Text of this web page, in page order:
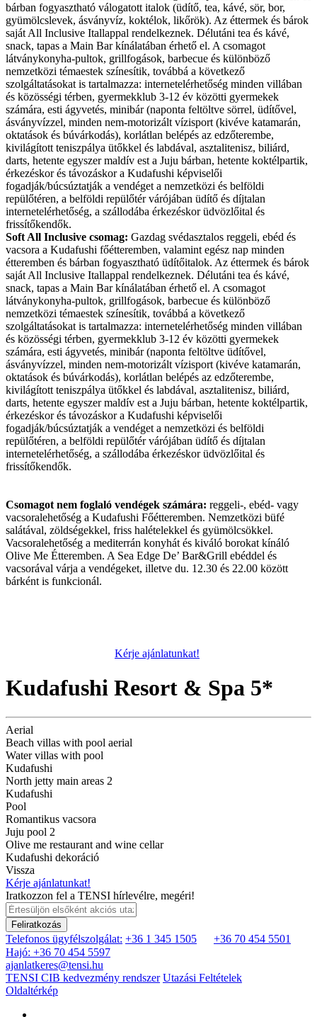
bárban fogyasztható válogatott italok (üdítő, tea, kávé, sör, bor,
gyümölcslevek, ásványvíz, koktélok, likőrök). Az éttermek és bárok
saját All Inclusive Itallappal rendelkeznek. Délutáni tea és kávé,
snack, tapas a Main Bar kínálatában érhető el. A csomagot
látványkonyha-pultok, grillfogások, barbecue és különböző
nemzetközi témaestek színesítik, továbbá a következő
szolgáltatásokat is tartalmazza: internetelérhetőség minden villában
és közösségi térben, gyermekklub 3-12 év közötti gyermekek
számára, esti ágyvetés, minibár (naponta feltöltve sörrel, üdítővel,
ásványvízzel, minden nem-motorizált vízisport (kivéve katamarán,
oktatások és búvárkodás), korlátlan belépés az edzőterembe,
kivilágított teniszpálya ütőkkel és labdával, asztalitenisz, biliárd,
darts, hetente egyszer maldív est a Juju bárban, hetente koktélpartik,
érkezéskor és távozáskor a Kudafushi képviselői
fogadják/búcsúztatják a vendéget a nemzetközi és belföldi
repülőtéren, a belföldi repülőtér várójában üdítő és díjtalan
internetelérhetőség, a szállodába érkezéskor üdvözlőital és
frissítőkendők.
Soft All Inclusive csomag: Gazdag svédasztalos reggeli, ebéd és
vacsora a Kudafushi főétteremben, valamint egész nap minden
étteremben és bárban fogyasztható üdítőitalok. Az éttermek és bárok
saját All Inclusive Itallappal rendelkeznek. Délutáni tea és kávé,
snack, tapas a Main Bar kínálatában érhető el. A csomagot
látványkonyha-pultok, grillfogások, barbecue és különböző
nemzetközi témaestek színesítik, továbbá a következő
szolgáltatásokat is tartalmazza: internetelérhetőség minden villában
és közösségi térben, gyermekklub 3-12 év közötti gyermekek
számára, esti ágyvetés, minibár (naponta feltöltve üdítővel,
ásványvízzel, minden nem-motorizált vízisport (kivéve katamarán,
oktatások és búvárkodás), korlátlan belépés az edzőterembe,
kivilágított teniszpálya ütőkkel és labdával, asztalitenisz, biliárd,
darts, hetente egyszer maldív est a Juju bárban, hetente koktélpartik,
érkezéskor és távozáskor a Kudafushi képviselői
fogadják/búcsúztatják a vendéget a nemzetközi és belföldi
repülőtéren, a belföldi repülőtér várójában üdítő és díjtalan
internetelérhetőség, a szállodába érkezéskor üdvözlőital és
frissítőkendők.
Csomagot nem foglaló vendégek számára: reggeli-, ebéd- vagy
vacsoralehetőség a Kudafushi Főétteremben. Nemzetközi büfé
salátával, zöldségekkel, friss halételekkel és gyümölcsökkel.
Vacsoralehetőség a mediterrán konyhát és kiváló borokat kínáló
Olive Me Étteremben. A Sea Edge De’ Bar&Grill ebéddel és
vacsorával várja a vendégeket, illetve du. 12.30 és 22.00 között
bárként is funkcionál.
Kérje ajánlatunkat!
Kudafushi Resort & Spa 5*
Aerial
Beach villas with pool aerial
Water villas with pool
Kudafushi
North jetty main areas 2
Kudafushi
Pool
Romantikus vacsora
Juju pool 2
Olive me restaurant and wine cellar
Kudafushi dekoráció
Vissza
Kérje ajánlatunkat!
Iratkozzon fel a TENSI hírlevélre, megéri!
Feliratkozás
Telefonos ügyfélszolgálat: +36 1 345 1505
+36 70 454 5501
Hajó: +36 70 454 5597
ajanlatkeres@tensi.hu
TENSI CIB kedvezmény rendszer Utazási Feltételek
Oldaltérkép